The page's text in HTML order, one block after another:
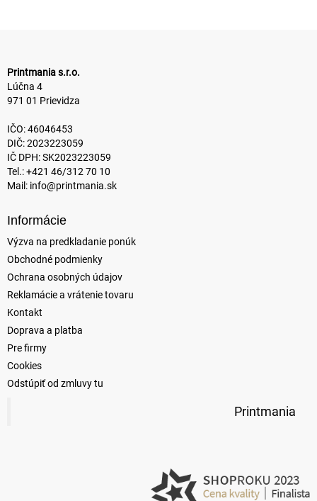
Printmania s.r.o.
Lúčna 4
971 01 Prievidza
IČO: 46046453
DIČ: 2023223059
IČ DPH: SK2023223059
Tel.: +421 46/312 70 10
Mail: info@printmania.sk
Informácie
Výzva na predkladanie ponúk
Obchodné podmienky
Ochrana osobných údajov
Reklamácie a vrátenie tovaru
Kontakt
Doprava a platba
Pre firmy
Cookies
Odstúpiť od zmluvy tu
Printmania